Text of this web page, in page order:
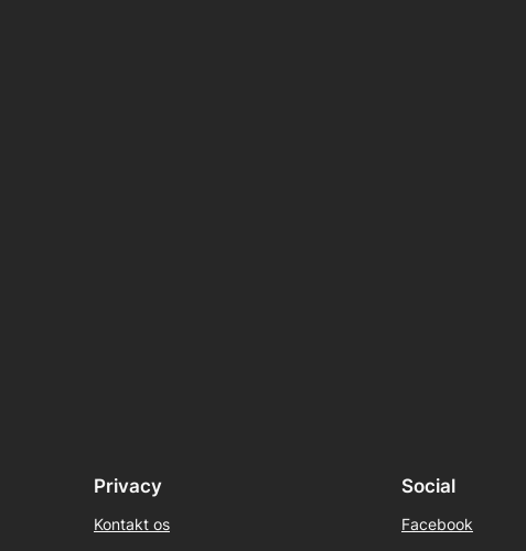
Privacy
Kontakt os
Social
Facebook